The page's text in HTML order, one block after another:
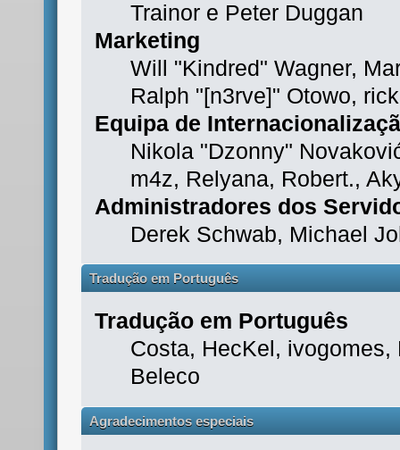
Trainor e Peter Duggan
Marketing
Will "Kindred" Wagner,
Ralph "[n3rve]" Otowo,
Equipa de
Nikola "Dzonny"
m4z, Relyana, Robert.,
Administradores dos
Derek Schwab, Michael
Tradução em Português
Tradução em Português
Costa, HecKel,
Beleco
Agradecimentos especiais